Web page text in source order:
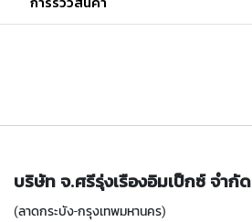
D
T
A
W
บริษัท จ.ศรีรุ่งเรืองอิมเป็กซ์ จำกัด
(ลาดกระบัง-กรุงเทพมหานคร)